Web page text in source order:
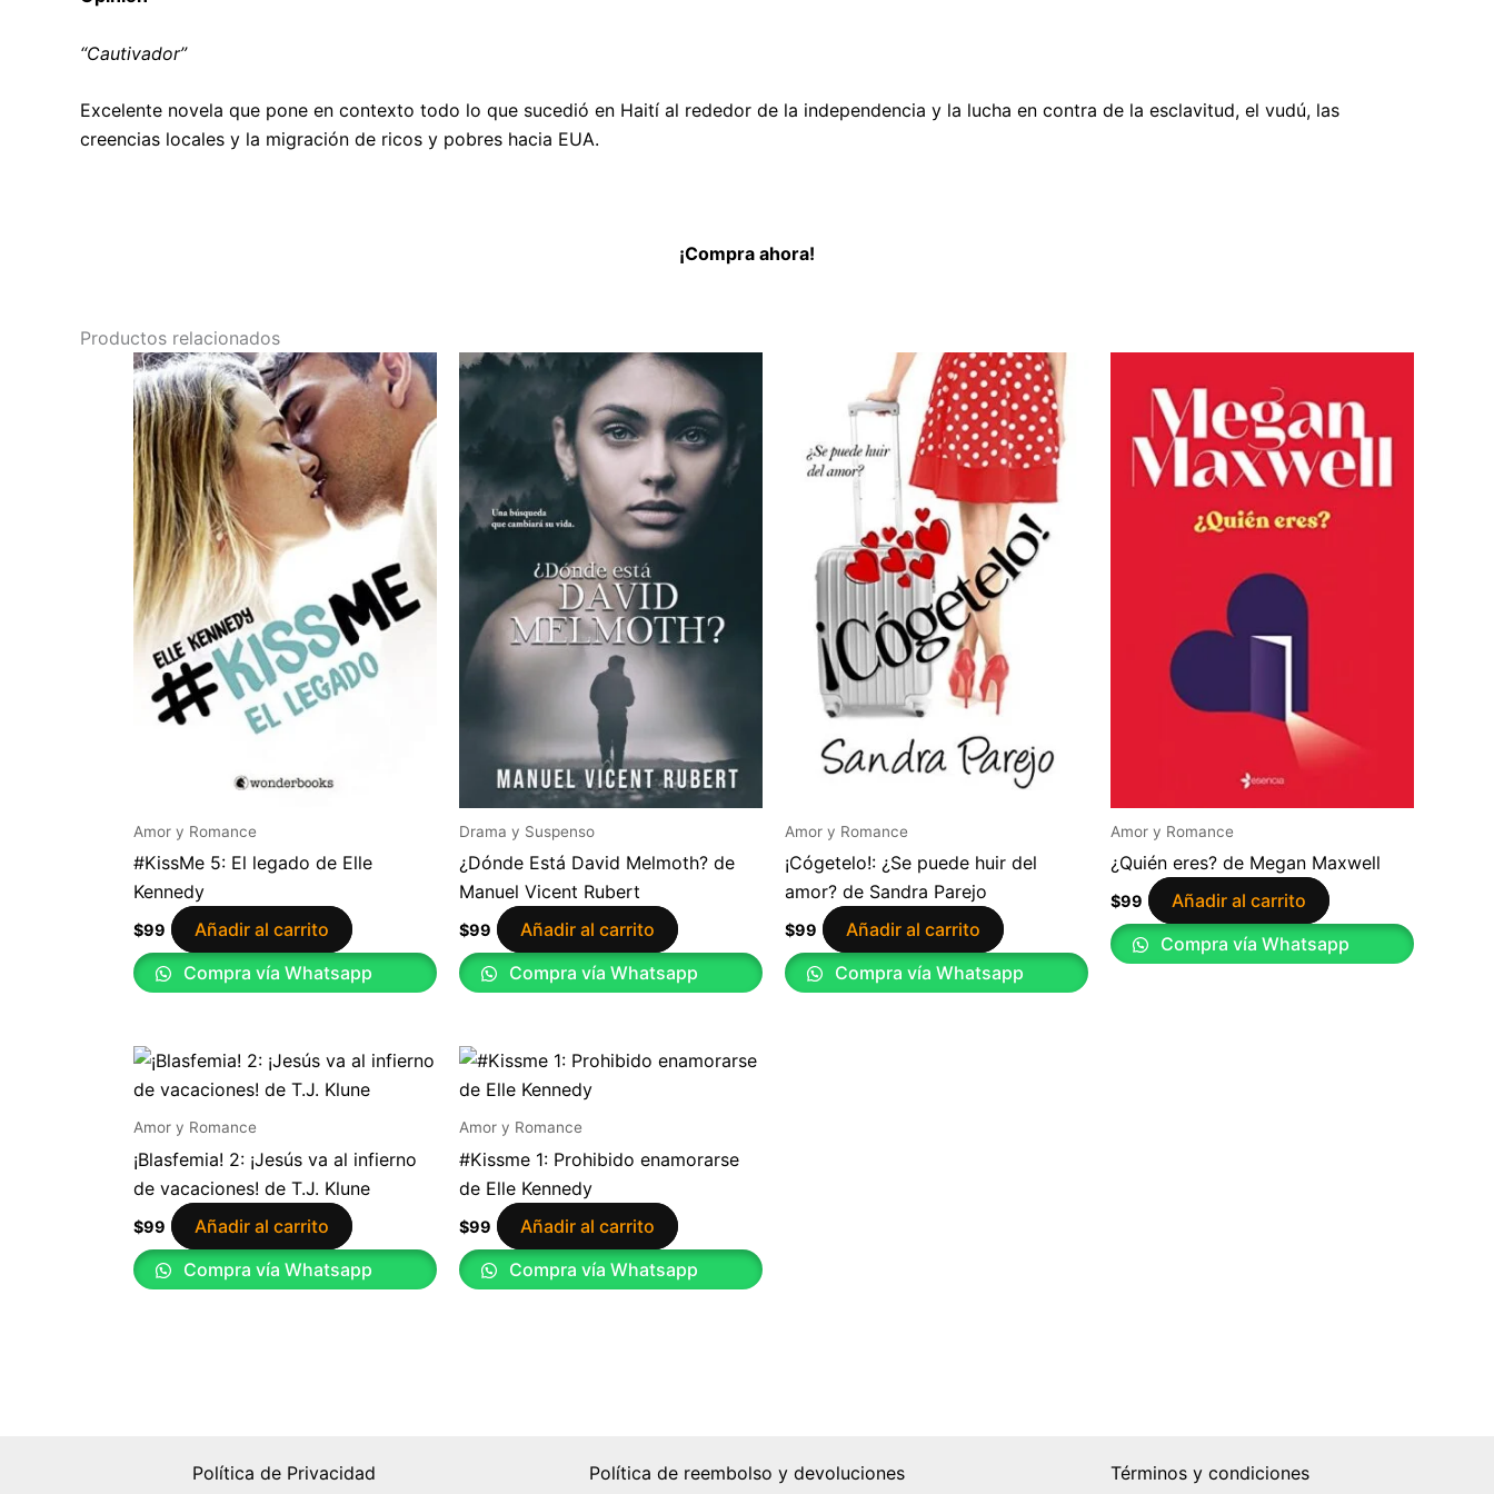
“Cautivador”
Excelente novela que pone en contexto todo lo que sucedió en Haití al rededor de la independencia y la lucha en contra de la esclavitud, el vudú, las
creencias locales y la migración de ricos y pobres hacia EUA.
¡Compra ahora!
Productos relacionados
Amor y Romance
#KissMe 5: El legado de Elle
Kennedy
$99
Añadir al carrito
Compra vía Whatsapp
Drama y Suspenso
¿Dónde Está David Melmoth? de
Manuel Vicent Rubert
$99
Añadir al carrito
Compra vía Whatsapp
Amor y Romance
¡Cógetelo!: ¿Se puede huir del
amor? de Sandra Parejo
$99
Añadir al carrito
Compra vía Whatsapp
Amor y Romance
¿Quién eres? de Megan Maxwell
$99
Añadir al carrito
Compra vía Whatsapp
Amor y Romance
¡Blasfemia! 2: ¡Jesús va al infierno
de vacaciones! de T.J. Klune
$99
Añadir al carrito
Compra vía Whatsapp
Amor y Romance
#Kissme 1: Prohibido enamorarse
de Elle Kennedy
$99
Añadir al carrito
Compra vía Whatsapp
Política de Privacidad Política de reembolso y devoluciones Términos y condiciones